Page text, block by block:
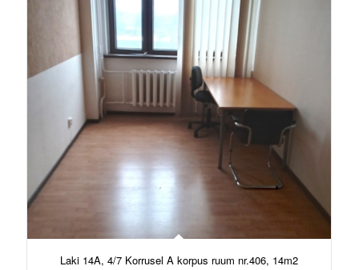
Laki 14A, 4/7 Korrusel A korpus ruum nr.406, 14m2